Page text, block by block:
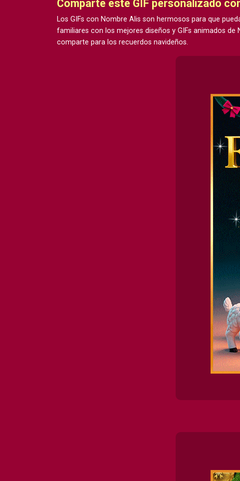
Comparte este GIF personalizado
Los GIFs con Nombre Alis son hermosos para que
familiares con los mejores diseños y GIFs animados
comparte para los recuerdos navideños.